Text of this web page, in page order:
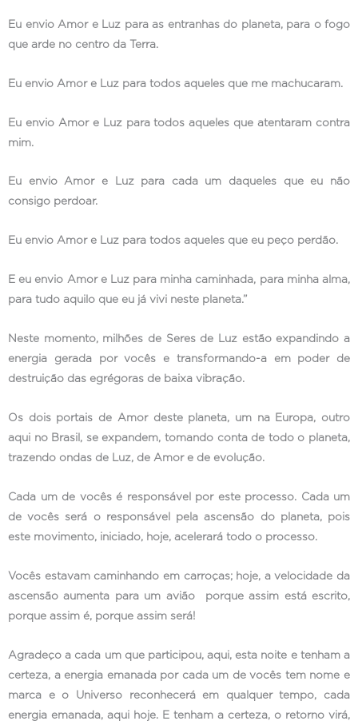
Eu envio Amor e Luz para as entranhas do planeta, para o fogo
que arde no centro da Terra.
Eu envio Amor e Luz para todos aqueles que me machucaram.
Eu envio Amor e Luz para todos aqueles que atentaram contra
mim.
Eu envio Amor e Luz para cada um daqueles que eu não
consigo perdoar.
Eu envio Amor e Luz para todos aqueles que eu peço perdão.
E eu envio Amor e Luz para minha caminhada, para minha alma,
para tudo aquilo que eu já vivi neste planeta.”
Neste momento, milhões de Seres de Luz estão expandindo a
energia gerada por vocês e transformando-a em poder de
destruição das egrégoras de baixa vibração.
Os dois portais de Amor deste planeta, um na Europa, outro
aqui no Brasil, se expandem, tomando conta de todo o planeta,
trazendo ondas de Luz, de Amor e de evolução.
Cada um de vocês é responsável por este processo. Cada um
de vocês será o responsável pela ascensão do planeta, pois
este movimento, iniciado, hoje, acelerará todo o processo.
Vocês estavam caminhando em carroças; hoje, a velocidade da
ascensão aumenta para um avião porque assim está escrito,
porque assim é, porque assim será!
Agradeço a cada um que participou, aqui, esta noite e tenham a
certeza, a energia emanada por cada um de vocês tem nome e
marca e o Universo reconhecerá em qualquer tempo, cada
energia emanada, aqui hoje. E tenham a certeza, o retorno virá,